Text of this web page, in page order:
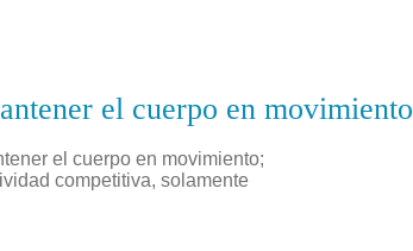
el cuerpo en movimiento
el cuerpo en movimiento;
competitiva, solamente